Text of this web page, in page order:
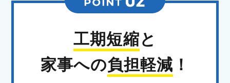
工期短縮と
家事への負担軽減 ！